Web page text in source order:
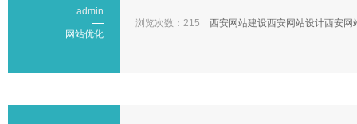
admin
网站优化
浏览次数：215 西安网站建设西安网站设计西安网